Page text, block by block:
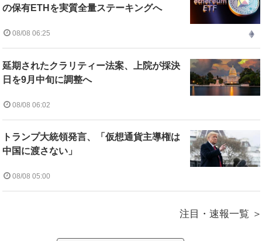
の保有ETHを実質全量ステーキングへ
08/08 06:25
延期されたクラリティー法案、上院が採決
日を9月中旬に調整へ
08/08 06:02
トランプ大統領発言、「仮想通貨主導権は
中国に渡さない」
08/08 05:00
注目・速報一覧